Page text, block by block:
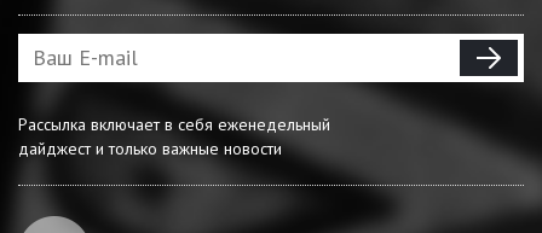
Рассылка включает в себя еженедельный
дайджест и только важные новости